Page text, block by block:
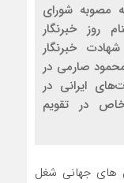
مصوبه شورای
روز خبرنگار
خبرنگار
صارمی در
ایرانی در
در تقویم
های جهانی شغل